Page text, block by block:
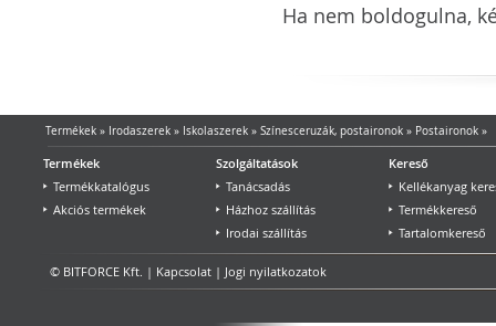
Ha nem boldogulna,
Termékek» Irodaszerek» Iskolaszerek» Színesceruzák, postaironok» Postaironok»
Termékek
Termékkatalógus
Akciós termékek
Szolgáltatások
Tanácsadás
Házhoz szállítás
Irodai szállítás
Kereső
Kellékanyag
Termékkereső
Tartalomkereső
© BITFORCE Kft. | Kapcsolat | Jogi nyilatkozatok